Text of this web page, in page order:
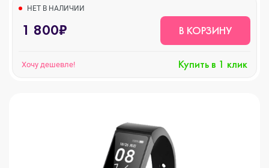
НЕТ В НАЛИЧИИ
1 800₽ В КОРЗИНУ
Хочу дешевле! Купить в 1 клик